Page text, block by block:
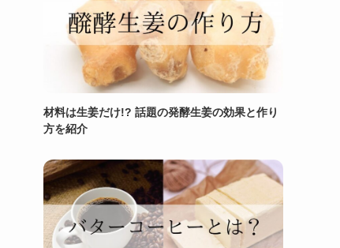
材料は生姜だけ!? 話題の発酵生姜の効果と作り
方を紹介